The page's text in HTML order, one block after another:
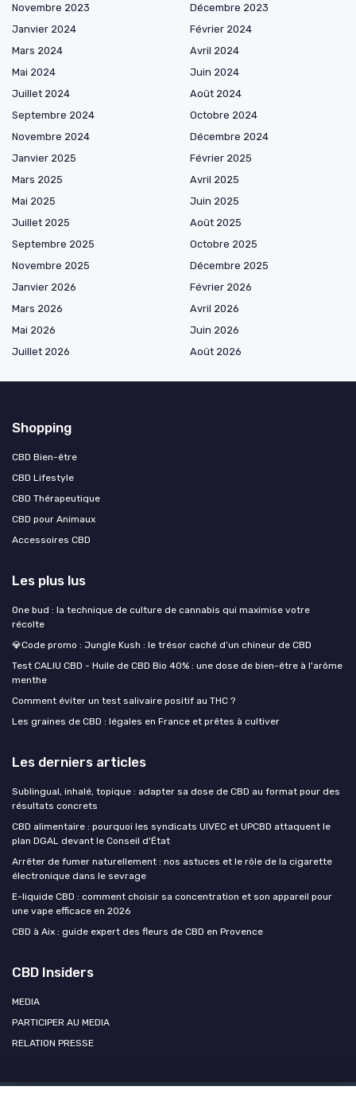
Novembre 2023
Décembre 2023
Janvier 2024
Février 2024
Mars 2024
Avril 2024
Mai 2024
Juin 2024
Juillet 2024
Août 2024
Septembre 2024
Octobre 2024
Novembre 2024
Décembre 2024
Janvier 2025
Février 2025
Mars 2025
Avril 2025
Mai 2025
Juin 2025
Juillet 2025
Août 2025
Septembre 2025
Octobre 2025
Novembre 2025
Décembre 2025
Janvier 2026
Février 2026
Mars 2026
Avril 2026
Mai 2026
Juin 2026
Juillet 2026
Août 2026
Shopping
CBD Bien-être
CBD Lifestyle
CBD Thérapeutique
CBD pour Animaux
Accessoires CBD
Les plus lus
One bud : la technique de culture de cannabis qui maximise votre
récolte
💎Code promo : Jungle Kush : le trésor caché d’un chineur de CBD
Test CALIU CBD - Huile de CBD Bio 40% : une dose de bien-être à l'arôme
menthe
Comment éviter un test salivaire positif au THC ?
Les graines de CBD : légales en France et prêtes à cultiver
Les derniers articles
Sublingual, inhalé, topique : adapter sa dose de CBD au format pour des
résultats concrets
CBD alimentaire : pourquoi les syndicats UIVEC et UPCBD attaquent le
plan DGAL devant le Conseil d'État
Arrêter de fumer naturellement : nos astuces et le rôle de la cigarette
électronique dans le sevrage
E-liquide CBD : comment choisir sa concentration et son appareil pour
une vape efficace en 2026
CBD à Aix : guide expert des fleurs de CBD en Provence
CBD Insiders
MEDIA
PARTICIPER AU MEDIA
RELATION PRESSE